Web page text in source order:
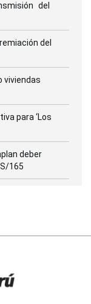
del
del
viviendas
para ‘Los
deber
165